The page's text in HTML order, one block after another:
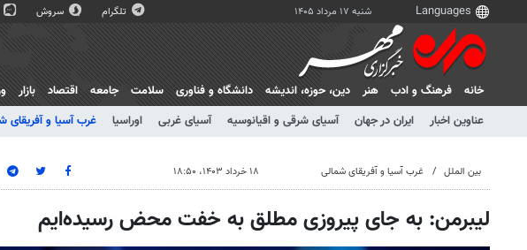
شنبه ۱۷ مرداد ۱۴۰۵ تلگرام سروش
خانه فرهنگ و ادب هنر دين، حوزه، انديشه دانشگاه و فناوری سلامت جامعه اقتصاد بازار
عناوین اخبار
ایران در جهان آسیای شرقی و اقیانوسیه آسیای غربی اوراسیا غرب آسیا و آفریقای
بین الملل غرب آسیا و آفریقای شمالی ۱۸ خرداد ۱۴۰۳، ۱۸:۵۰
لیبرمن: به جای پیروزی مطلق به خفت محض رسیده‌ایم